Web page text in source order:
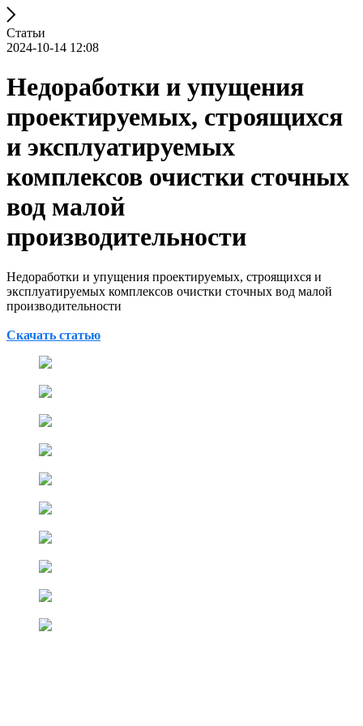
Статьи
2024-10-14 12:08
Недоработки и упущения
проектируемых, строящихся
и эксплуатируемых
комплексов очистки сточных
вод малой
производительности
Недоработки и упущения проектируемых, строящихся и
эксплуатируемых комплексов очистки сточных вод малой
производительности
Скачать статью